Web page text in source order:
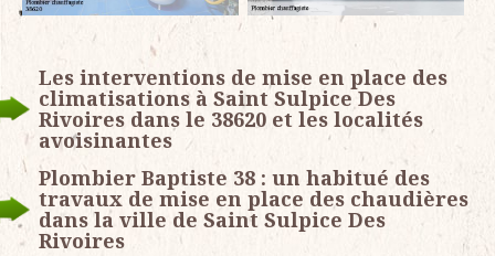
Les interventions de mise en place des
climatisations à Saint Sulpice Des
Rivoires dans le 38620 et les localités
avoisinantes
Plombier Baptiste 38 : un habitué des
travaux de mise en place des chaudières
dans la ville de Saint Sulpice Des
Rivoires